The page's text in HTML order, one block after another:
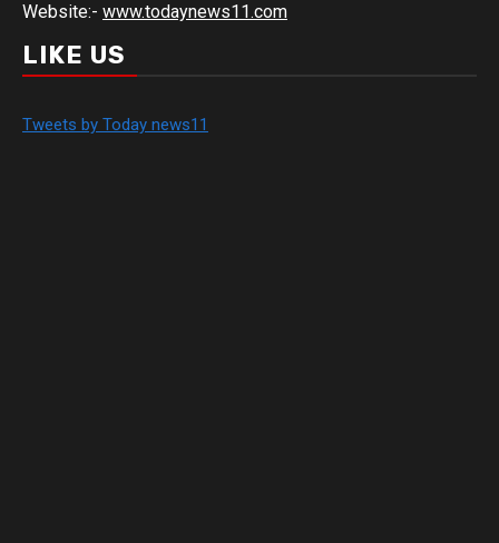
Website:- www.todaynews11.com
LIKE US
Tweets by Today news11